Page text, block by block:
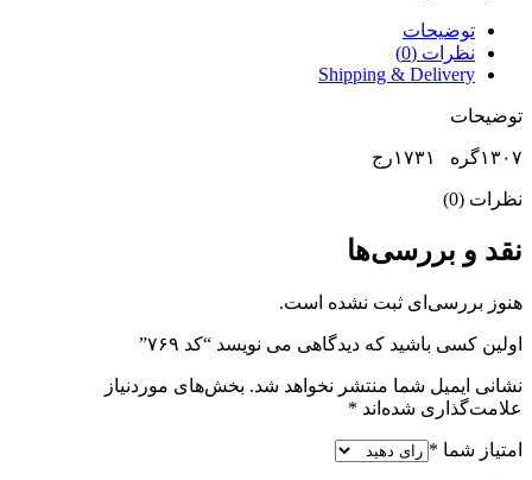
توضیحات
نظرات (0)
Shipping & Delivery
توضیحات
۱۳۰۷گره ۱۷۳۱رج
نظرات (0)
نقد و بررسی‌ها
هنوز بررسی‌ای ثبت نشده است.
اولین کسی باشید که دیدگاهی می نویسد “کد ۷۶۹”
نشانی ایمیل شما منتشر نخواهد شد. بخش‌های موردنیاز
علامت‌گذاری شده‌اند *
امتیاز شما *